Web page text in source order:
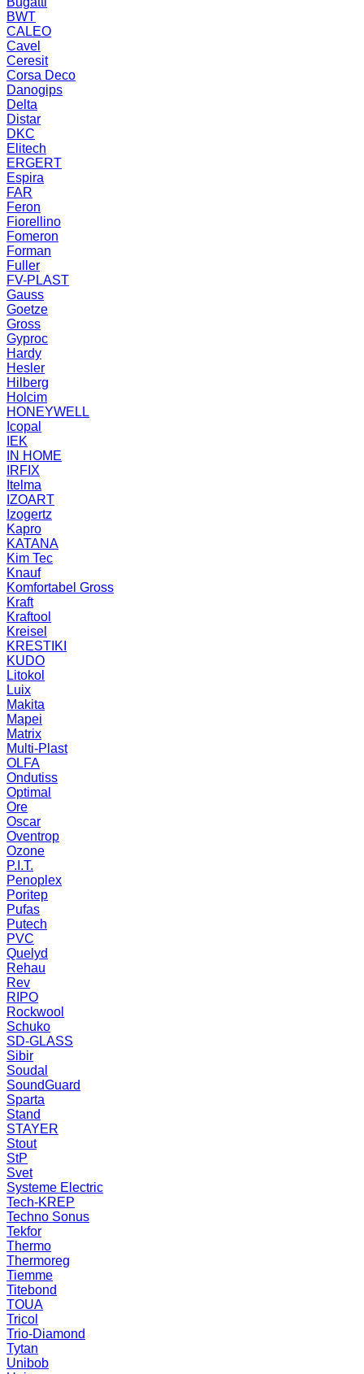
BWT
CALEO
Cavel
Ceresit
Corsa Deco
Danogips
Delta
Distar
DKC
Elitech
ERGERT
Espira
FAR
Feron
Fiorellino
Fomeron
Forman
Fuller
FV-PLAST
Gauss
Goetze
Gross
Gyproc
Hardy
Hesler
Hilberg
Holcim
HONEYWELL
Icopal
IEK
IN HOME
IRFIX
Itelma
IZOART
Izogertz
Kapro
KATANA
Kim Tec
Knauf
Komfortabel Gross
Kraft
Kraftool
Kreisel
KRESTIKI
KUDO
Litokol
Luix
Makita
Mapei
Matrix
Multi-Plast
OLFA
Ondutiss
Optimal
Ore
Oscar
Oventrop
Ozone
P.I.T.
Penoplex
Poritep
Pufas
Putech
PVC
Quelyd
Rehau
Rev
RIPO
Rockwool
Schuko
SD-GLASS
Sibir
Soudal
SoundGuard
Sparta
Stand
STAYER
Stout
StP
Svet
Systeme Electric
Tech-KREP
Techno Sonus
Tekfor
Thermo
Thermoreg
Tiemme
Titebond
TOUA
Tricol
Trio-Diamond
Tytan
Unibob